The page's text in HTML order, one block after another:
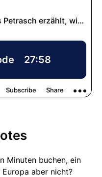
Minuten buchen, ein
aber nicht?